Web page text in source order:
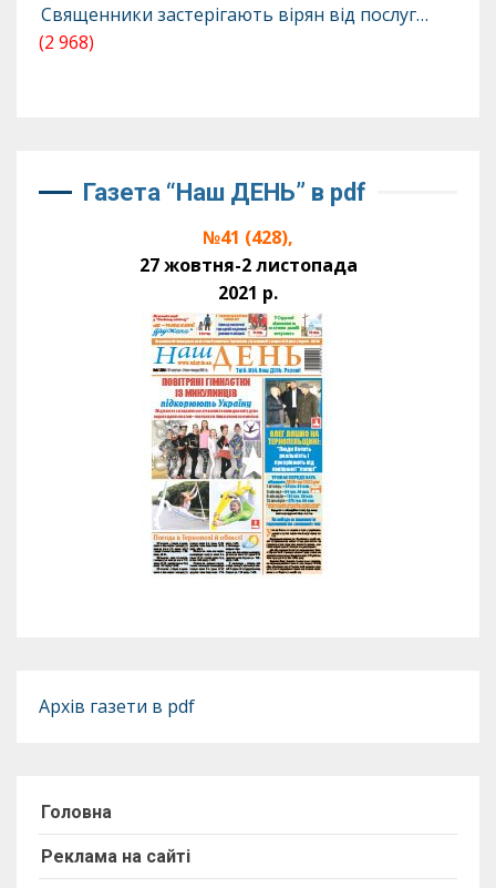
Священники застерігають вірян від послуг…
(2 968)
Газета “Наш ДЕНЬ” в pdf
№41 (428),
27 жовтня-2 листопада
2021 р.
Архів газети в pdf
Головна
Реклама на сайті